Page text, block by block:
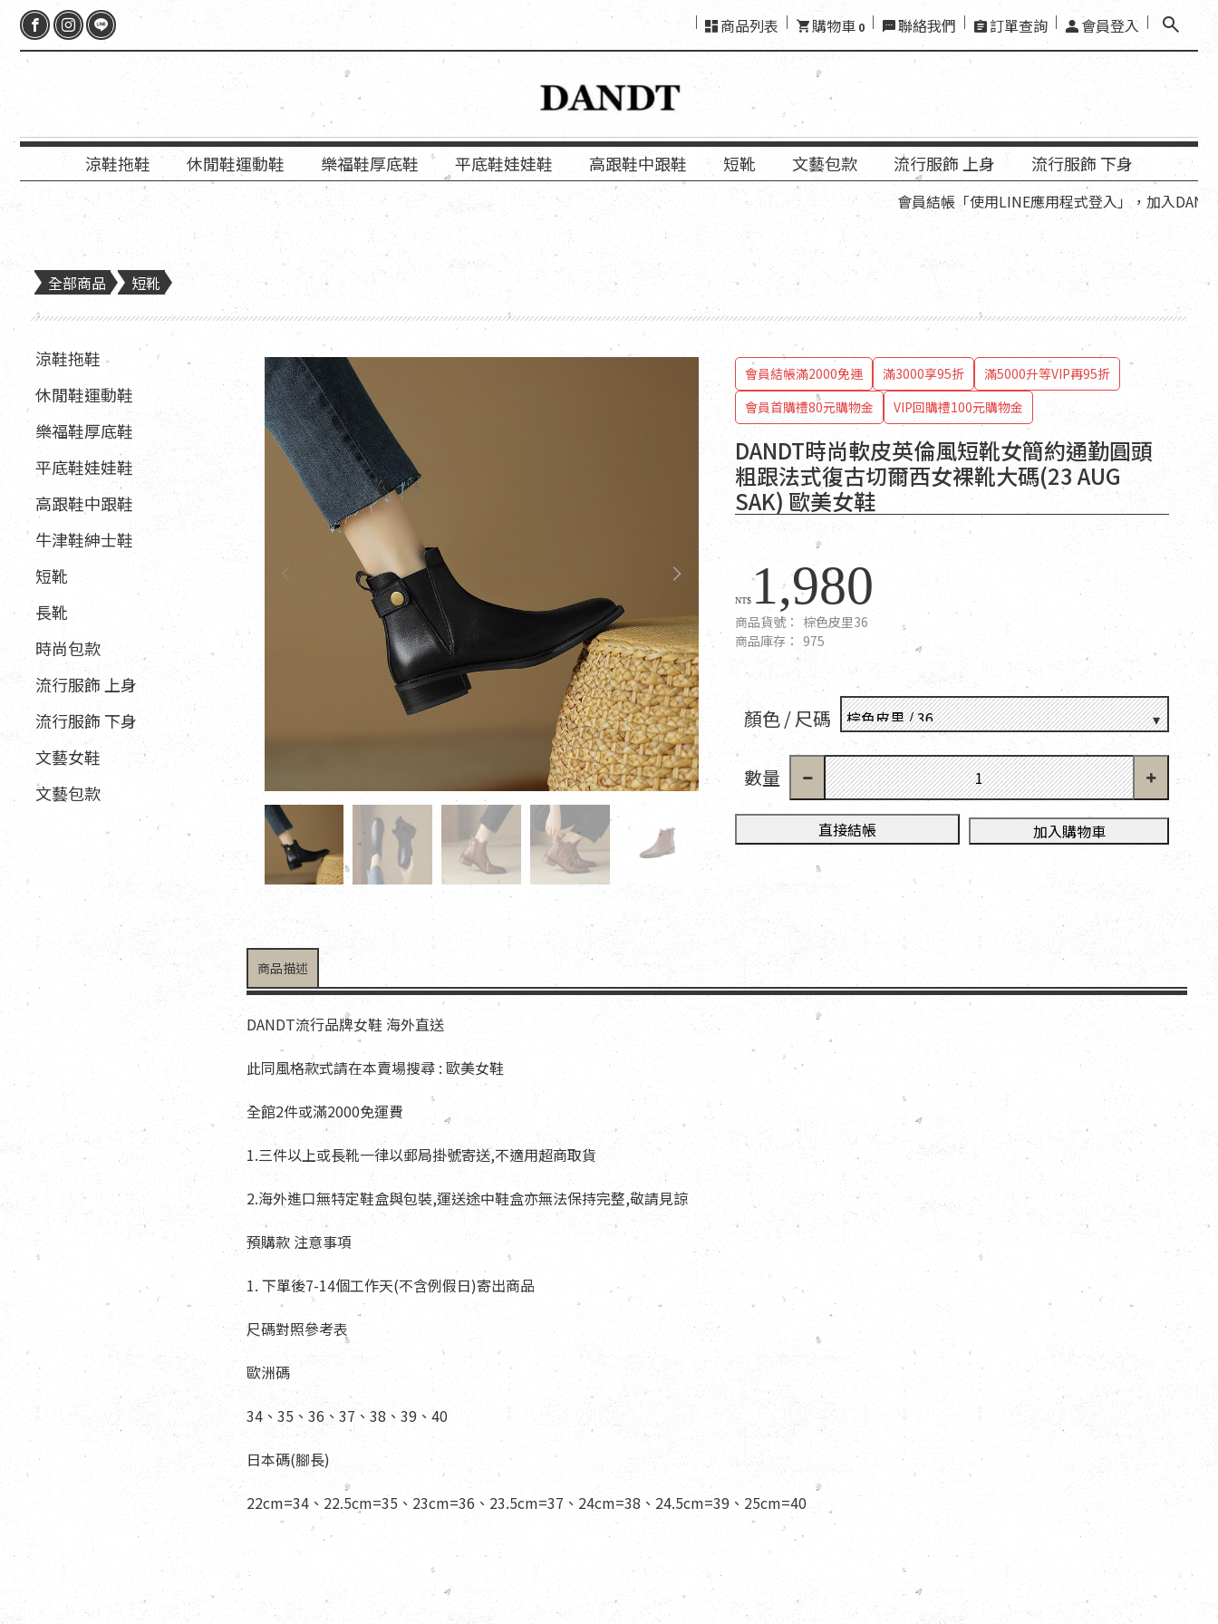
商品列表 購物車 0 聯絡我們 訂單查詢 會員登入
涼鞋拖鞋 休閒鞋運動鞋 樂福鞋厚底鞋 平底鞋娃娃鞋 高跟鞋中跟鞋 短靴 文藝包款 流行服飾 上身 流行服飾 下身
會員結帳「使用LINE應用程式登入」，加入DANDT官方
全部商品 短靴
涼鞋拖鞋
休閒鞋運動鞋
樂福鞋厚底鞋
平底鞋娃娃鞋
高跟鞋中跟鞋
牛津鞋紳士鞋
短靴
長靴
時尚包款
流行服飾 上身
流行服飾 下身
文藝女鞋
文藝包款
DANDT時尚軟皮英倫風短靴女簡約通勤圓頭
粗跟法式復古切爾西女裸靴大碼(23 AUG
SAK) 歐美女鞋
會員結帳滿2000免運 滿3000享95折
滿5000升等VIP再95折
會員首購禮80元購物金
VIP回購禮100元購物金
NT$1,980
商品貨號： 棕色皮里36
商品庫存： 975
顏色 / 尺碼
數量
直接結帳 加入購物車
商品描述
DANDT流行品牌女鞋 海外直送
此同風格款式請在本賣場搜尋 : 歐美女鞋
全館2件或滿2000免運費
1.三件以上或長靴一律以郵局掛號寄送,不適用超商取貨
2.海外進口無特定鞋盒與包裝,運送途中鞋盒亦無法保持完整,敬請見諒
預購款 注意事項
1. 下單後7-14個工作天(不含例假日)寄出商品
尺碼對照參考表
歐洲碼
34、35、36、37、38、39、40
日本碼(腳長)
22cm=34、22.5cm=35、23cm=36、23.5cm=37、24cm=38、24.5cm=39、25cm=40